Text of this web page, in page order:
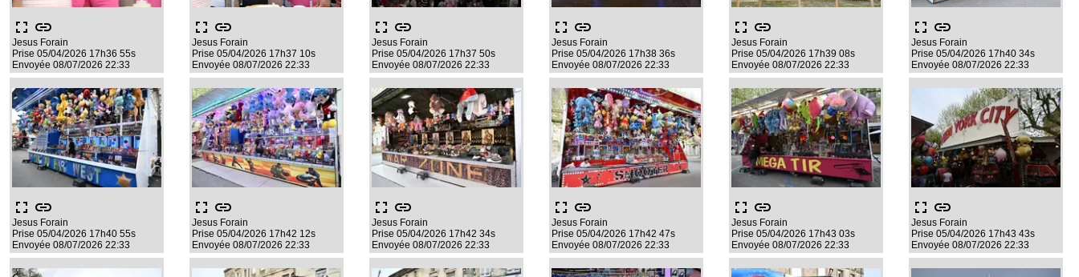
fullscreen link
Jesus Forain
Prise 05/04/2026 17h36 55s
Envoyée 08/07/2026 22:33
fullscreen link
Jesus Forain
Prise 05/04/2026 17h37 10s
Envoyée 08/07/2026 22:33
fullscreen link
Jesus Forain
Prise 05/04/2026 17h37 50s
Envoyée 08/07/2026 22:33
fullscreen link
Jesus Forain
Prise 05/04/2026 17h38 36s
Envoyée 08/07/2026 22:33
fullscreen link
Jesus Forain
Prise 05/04/2026 17h39 08s
Envoyée 08/07/2026 22:33
fullscreen link
Jesus Forain
Prise 05/04/2026 17h40 34s
Envoyée 08/07/2026 22:33
fullscreen link
Jesus Forain
Prise 05/04/2026 17h40 55s
Envoyée 08/07/2026 22:33
fullscreen link
Jesus Forain
Prise 05/04/2026 17h42 12s
Envoyée 08/07/2026 22:33
fullscreen link
Jesus Forain
Prise 05/04/2026 17h42 34s
Envoyée 08/07/2026 22:33
fullscreen link
Jesus Forain
Prise 05/04/2026 17h42 47s
Envoyée 08/07/2026 22:33
fullscreen link
Jesus Forain
Prise 05/04/2026 17h43 03s
Envoyée 08/07/2026 22:33
fullscreen link
Jesus Forain
Prise 05/04/2026 17h43 43s
Envoyée 08/07/2026 22:33